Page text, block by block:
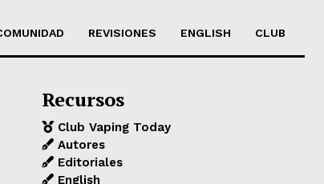
REVISIONES ENGLISH CLUB
Recursos
Club Vaping Today
Autores
Editoriales
English